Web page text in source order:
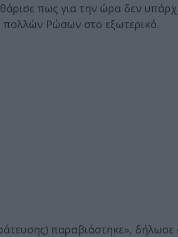
πως για την ώρα δεν
πολλών Ρώσων στο εξωτερικό.
παραβιάστηκε»,